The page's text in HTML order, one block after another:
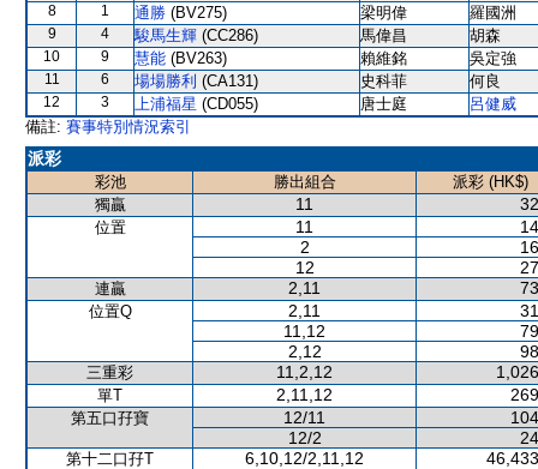
8 1 通勝 (BV275) 梁明偉 羅國洲
9 4 駿馬生輝 (CC286) 馬偉昌 胡森
10 9 慧能 (BV263) 賴維銘 吳定強
11 6 場場勝利 (CA131) 史科菲 何良
12 3 上浦福星 (CD055) 唐士庭
呂健威
備註: 賽事特別情況索引
派彩
彩池 勝出組合
派彩 (HK$)
獨贏
11
位置 11
2
12
連贏 2,11
位置Q 2,11
11,12
2,12
三重彩 11,2,12
單T 2,11,12
第五口孖寶 12/11
12/2
第十二口孖T 6,10,12/2,11,12